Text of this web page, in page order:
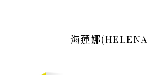
海蓮娜